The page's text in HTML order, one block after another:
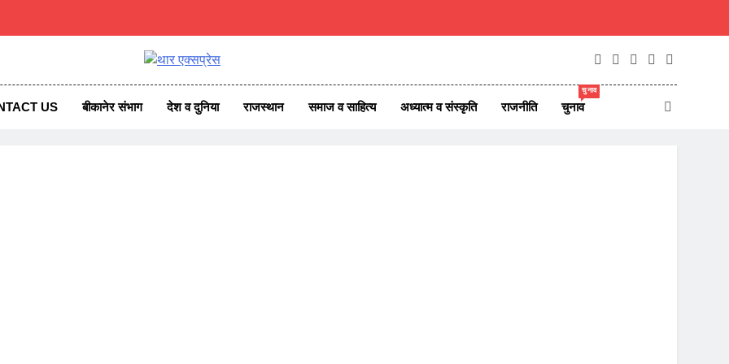
News
US बीकानेर संभाग देश व दुनिया राजस्थान समाज व साहित्य अध्यात्म व संस्कृति राजनीति चुनाव
चुनाव